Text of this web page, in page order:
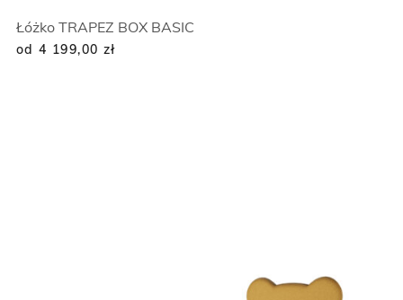
Łóżko TRAPEZ BOX BASIC
od 4 199,00 zł